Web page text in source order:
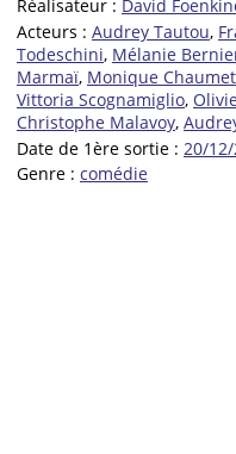
Réalisateur : David
Acteurs : Audrey Tautou,
Todeschini, Mélanie
Marmaï, Monique
Vittoria Scognamiglio,
Christophe Malavoy,
Date de 1ère sortie : 20/12/
Genre : comédie